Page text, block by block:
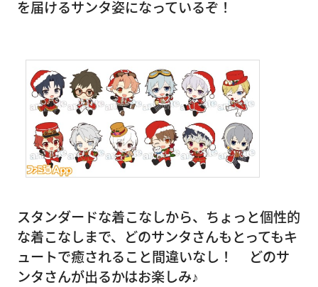
を届けるサンタ姿になっているぞ！
スタンダードな着こなしから、ちょっと個性的
な着こなしまで、どのサンタさんもとってもキ
ュートで癒されること間違いなし！ どのサ
ンタさんが出るかはお楽しみ♪